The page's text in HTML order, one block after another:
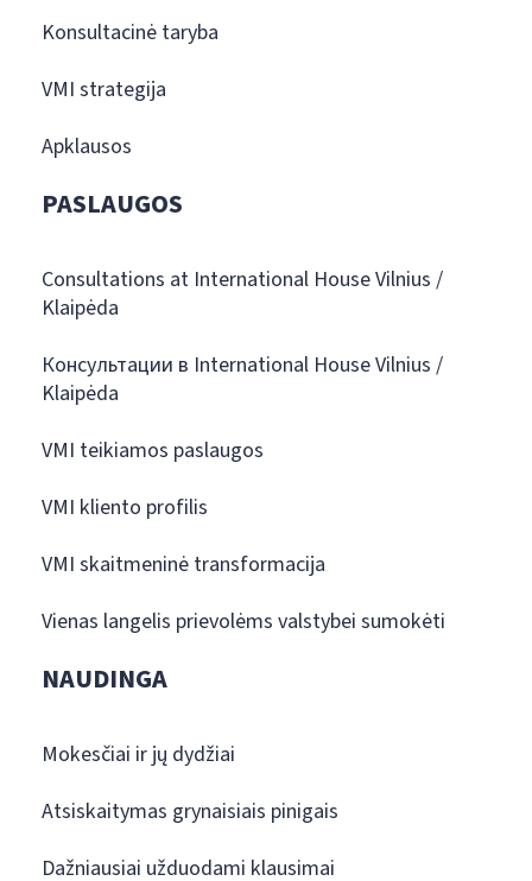
Konsultacinė taryba
VMI strategija
Apklausos
PASLAUGOS
Consultations at International House Vilnius /
Klaipėda
Консультации в International House Vilnius /
Klaipėda
VMI teikiamos paslaugos
VMI kliento profilis
VMI skaitmeninė transformacija
Vienas langelis prievolėms valstybei sumokėti
NAUDINGA
Mokesčiai ir jų dydžiai
Atsiskaitymas grynaisiais pinigais
Dažniausiai užduodami klausimai